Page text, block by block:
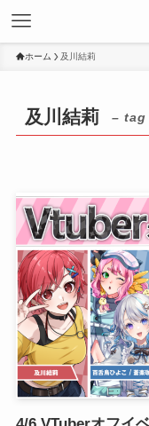
ホーム 及川結莉
及川結莉 – tag